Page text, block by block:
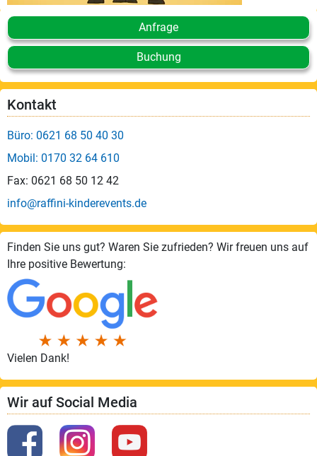
Anfrage
Buchung
Kontakt
Büro: 0621 68 50 40 30
Mobil: 0170 32 64 610
Fax: 0621 68 50 12 42
info@raffini-kinderevents.de
Finden Sie uns gut? Waren Sie zufrieden? Wir freuen uns auf
Ihre positive Bewertung:
Vielen Dank!
Wir auf Social Media